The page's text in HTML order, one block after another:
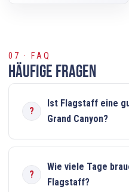
07 · FAQ
Häufige Fragen
Ist Flagstaff eine
Grand Canyon?
Wie viele Tage
Flagstaff?